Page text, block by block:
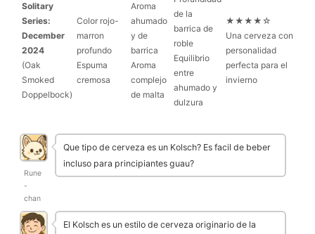
Solitary
Series:
December
2024
(Oak
Smoked
Doppelbock)
Color rojo-
marron
profundo
Espuma
cremosa
Aroma
ahumado
y de
barrica
Aroma
complejo
de malta
de la
barrica de
roble
Equilibrio
entre
ahumado y
dulzura
★★★★☆
Una cerveza con
personalidad
perfecta para el
invierno
Rune
-
chan
Que tipo de cerveza es un Kolsch? Es facil de beber
incluso para principiantes guau?
El Kolsch es un estilo de cerveza originario de la